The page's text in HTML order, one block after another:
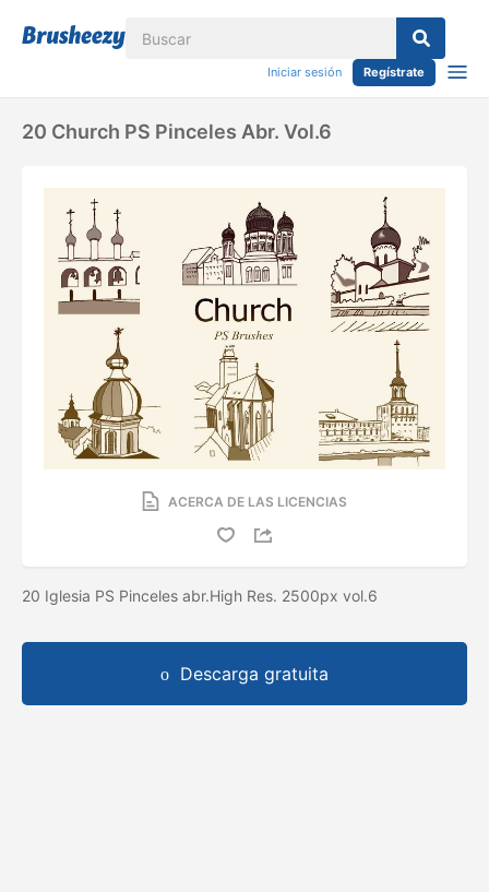
Iniciar sesión Regístrate
20 Church PS Pinceles Abr. Vol.6
ACERCA DE LAS LICENCIAS
20 Iglesia PS Pinceles abr.High Res. 2500px vol.6
Descarga gratuita